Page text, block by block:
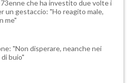
che ha investito due volte i
un gestaccio: "Ho reagito male,
me"
"Non disperare, neanche nei
buio"